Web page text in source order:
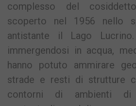
complesso del
scoperto nel 1956 nello
antistante il Lago
immergendosi in acqua,
hanno potuto ammirare
strade e resti di strutture
contorni di ambienti di